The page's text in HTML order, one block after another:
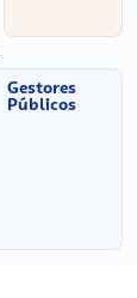
Gestores
Públicos